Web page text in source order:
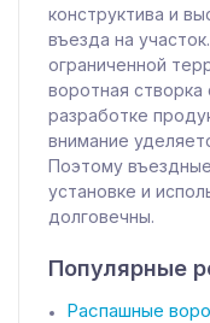
конструктива и
въезда на
ограниченной
воротная
разработке
внимание
Поэтому
установке и
долговечны.
Популярные
Распашные